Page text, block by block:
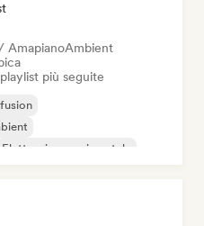
AmapianoAmbient
più seguite
Elettronica sperimentale